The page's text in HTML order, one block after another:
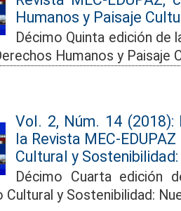
Humanos y Paisaje
Décimo Quinta edición de
Humanos y Paisaje
Vol. 2, Núm. 14 (2018):
la Revista MEC-
Cultural y
Décimo Cuarta edición
Cultural y Sostenibilidad: